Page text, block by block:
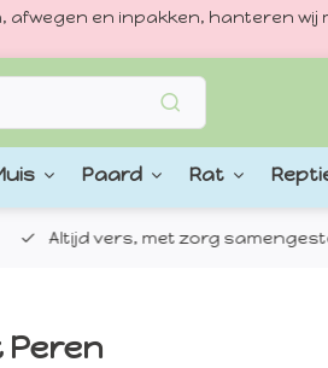
en inpakken, hanteren wij
Paard Rat
Altijd vers, met zorg samengesteld